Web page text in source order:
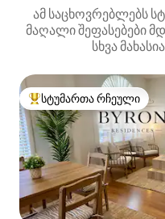
ამ საცხოვრებლებს
მაღალი შეფასებები
სხვა
სტუმართა რჩეული
სტუმართა რჩეული